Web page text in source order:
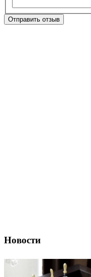
Отправить отзыв
Новости